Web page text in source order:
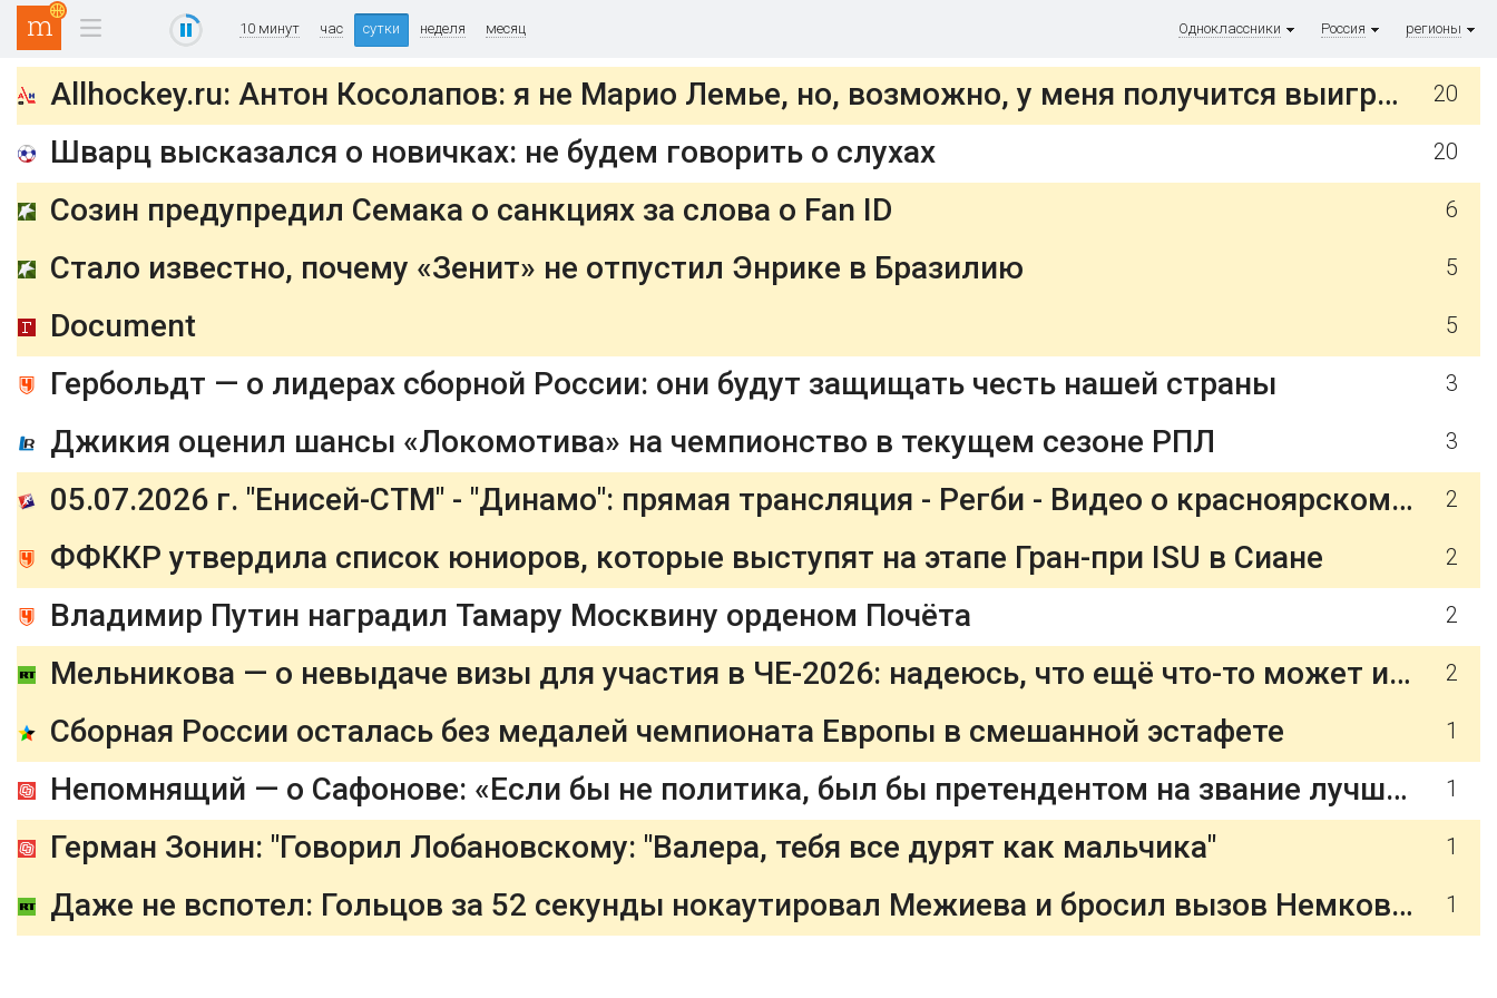
10 минут час сутки неделя месяц регионы
Россия
Одноклассники
20
Allhockey.ru: Антон Косолапов: я не Марио Лемье, но, возможно, у меня получится выиграть Кубок Гагарина с "Сибирью"
20
Шварц высказался о новичках: не будем говорить о слухах
6
Созин предупредил Семака о санкциях за слова о Fan ID
5
Стало известно, почему «Зенит» не отпустил Энрике в Бразилию
5
Document
3
Гербольдт — о лидерах сборной России: они будут защищать честь нашей страны
3
Джикия оценил шансы «Локомотива» на чемпионство в текущем сезоне РПЛ
2
05.07.2026 г. "Енисей-СТМ" - "Динамо": прямая трансляция - Регби - Видео о красноярском спорте на Redyarsk.Ru
2
ФФККР утвердила список юниоров, которые выступят на этапе Гран-при ISU в Сиане
2
Владимир Путин наградил Тамару Москвину орденом Почёта
2
Мельникова — о невыдаче визы для участия в ЧЕ-2026: надеюсь, что ещё что-то может измениться
1
Сборная России осталась без медалей чемпионата Европы в смешанной эстафете
1
Непомнящий — о Сафонове: «Если бы не политика, был бы претендентом на звание лучшего вратаря года в мире»
1
Герман Зонин: "Говорил Лобановскому: "Валера, тебя все дурят как мальчика"
1
Даже не вспотел: Гольцов за 52 секунды нокаутировал Межиева и бросил вызов Немкову, Молдавский сенсационно уступил в PFL